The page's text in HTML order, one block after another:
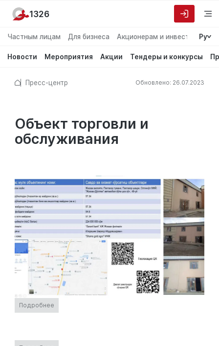
Частным лицам Для бизнеса Акционерам и инвесторам
Ру
Новости Мероприятия Акции Тендеры и конкурсы
1326
Пресс-центр Обновлено: 26.07.2023
Объект торговли и
обслуживания
Подробнее